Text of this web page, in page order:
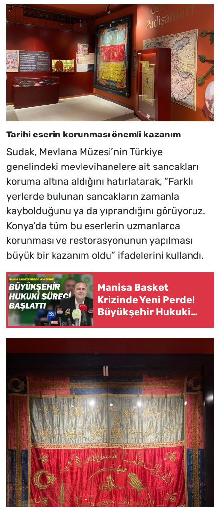
Tarihi eserin korunması önemli kazanım
Sudak, Mevlana Müzesi’nin Türkiye
genelindeki mevlevihanelere ait sancakları
koruma altına aldığını hatırlatarak, “Farklı
yerlerde bulunan sancakların zamanla
kaybolduğunu ya da yıprandığını görüyoruz.
Konya’da tüm bu eserlerin uzmanlarca
korunması ve restorasyonunun yapılması
büyük bir kazanım oldu” ifadelerini kullandı.
Manisa Basket
Krizinde Yeni Perde!
Büyükşehir Hukuki